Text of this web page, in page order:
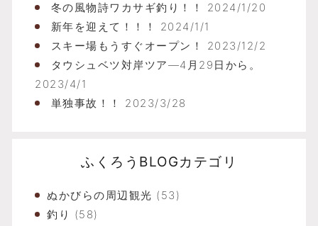
冬の風物詩ワカサギ釣り！！
2024/1/20
新年を迎えて！！！
2024/1/1
スキー場もうすぐオープン！
2023/12/2
タウシュベツ対岸ツア―4月29日から。
2023/4/1
単独事故！！
2023/3/28
ふくろうBLOGカテゴリ
ぬかびらの周辺観光 (53)
釣り (58)